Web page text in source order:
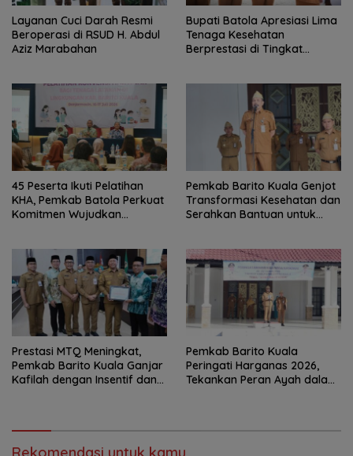
Layanan Cuci Darah Resmi
Beroperasi di RSUD H. Abdul
Aziz Marabahan
Bupati Batola Apresiasi Lima
Tenaga Kesehatan
Berprestasi di Tingkat
45 Peserta Ikuti Pelatihan
KHA, Pemkab Batola Perkuat
Komitmen Wujudkan
Pemkab Barito Kuala Genjot
Transformasi Kesehatan dan
Serahkan Bantuan untuk
Prestasi MTQ Meningkat,
Pemkab Barito Kuala Ganjar
Kafilah dengan Insentif dan
Pemkab Barito Kuala
Peringati Harganas 2026,
Tekankan Peran Ayah dalam
Rekomendasi untuk kamu